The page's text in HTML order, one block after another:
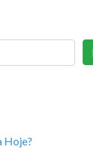
Hoje?